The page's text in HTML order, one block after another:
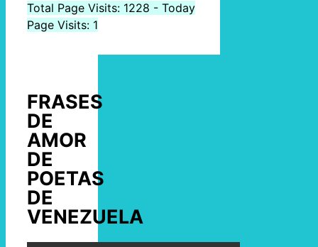
Total Page Visits: 1228 - Today
Page Visits: 1
FRASES
DE
AMOR
DE
POETAS
DE
VENEZUELA